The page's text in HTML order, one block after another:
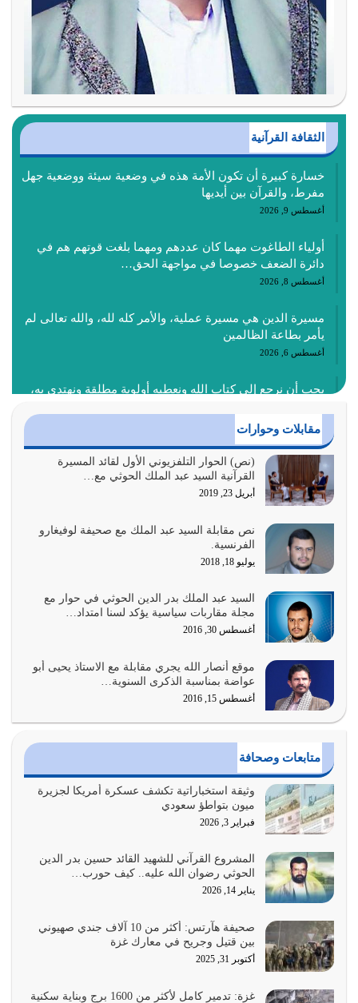
الثقافة القرآنية
خسارة كبيرة أن تكون الأمة هذه في وضعية سيئة ووضعية جهل
مفرط، والقرآن بين أيديها
أغسطس 9, 2026
أولياء الطاغوت مهما كان عددهم ومهما بلغت قوتهم هم في
دائرة الضعف خصوصا في مواجهة الحق…
أغسطس 8, 2026
مسيرة الدين هي مسيرة عملية، والأمر كله لله، والله تعالى لم
يأمر بطاعة الظالمين
أغسطس 6, 2026
يجب أن نرجع إلى كتاب الله ونعطيه أولوية مطلقة ونهتدي به،
أغسطس 4, 2026
عندما لم تؤخذ منهجية تعليم الناس من خلال القرآن الكريم
حصل ضياع للأمة وضياع للأجيال
أغسطس 3, 2026
الغاية من الصلاة هو ذكر الله (أقم الصلاة لذكري) إضافة إلى
{وَأَعِدُّوا لَهُمْ مَا…
أغسطس 2, 2026
السبب الرئيسي لشقاء الأمة الابتعاد عن كتاب الله والتعدي
لحدود الله بالإضافات للدين
أغسطس 1, 2026
أبرز أسباب الشقاء هو الإعراض عن ذكر الله وعن هدى الله
المتمثل في القرآن الكريم
يوليو 31, 2026
أولياء الشيطان كلما كانوا أكثر ولاءً وطاعة للشيطان كلما كانوا
أكثر ضعفاً
يوليو 30, 2026
وعد الله تعالى من يُقتل في سبيله بالحياة الأبدية والرزق
والاستبشار والنجاة والخلود في…
يوليو 29, 2026
القرآن الكريم هو أهم مصدر لمعرفة رسول الله معرفة سيرته
معرفة شخصيته معرفة عظمته
يوليو 28, 2026
هل نحن من الصالحين؟ قيِّم نفسك هنا اترك القرآن على أصله
وأعرض نفسك، وأعرض ما لديك على…
يوليو 27, 2026
مقابلات وحوارات
(نص) الحوار التلفزيوني الأول لقائد المسيرة
القرآنية السيد عبد الملك الحوثي مع…
أبريل 23, 2019
نص مقابلة السيد عبد الملك مع صحيفة لوفيغارو
الفرنسية.
يوليو 18, 2018
السيد عبد الملك بدر الدين الحوثي في حوار مع
مجلة مقاربات سياسية يؤكد لسنا امتداد…
أغسطس 30, 2016
موقع أنصار الله يجري مقابلة مع الاستاذ يحيى أبو
عواضة بمناسبة الذكرى السنوية…
أغسطس 15, 2016
متابعات وصحافة
وثيقة استخباراتية تكشف عسكرة أمريكا لجزيرة
ميون بتواطؤ سعودي
فبراير 3, 2026
المشروع القرآني للشهيد القائد حسين بدر الدين
الحوثي رضوان الله عليه.. كيف حورب…
يناير 14, 2026
صحيفة هآرتس: أكثر من 10 آلاف جندي صهيوني
بين قتيل وجريح في معارك غزة
أكتوبر 31, 2025
غزة: تدمير كامل لأكثر من 1600 برج وبناية سكنية